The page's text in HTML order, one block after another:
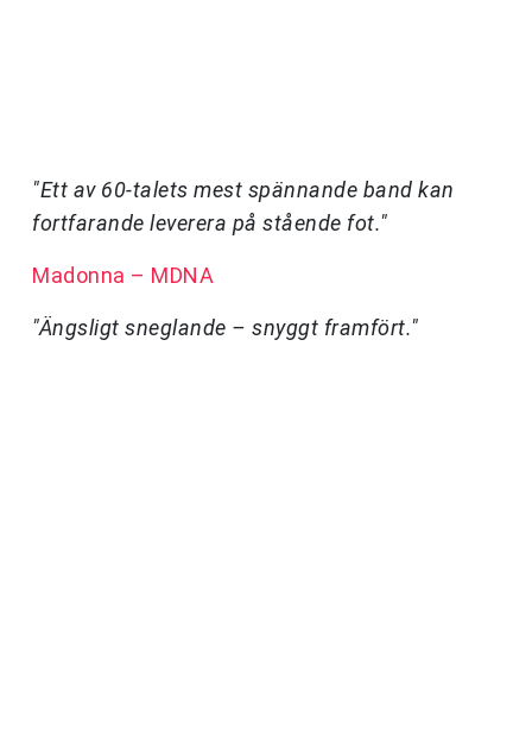
"Ett av 60-talets mest spännande band kan
fortfarande leverera på stående fot."
Madonna – MDNA
"Ängsligt sneglande – snyggt framfört."